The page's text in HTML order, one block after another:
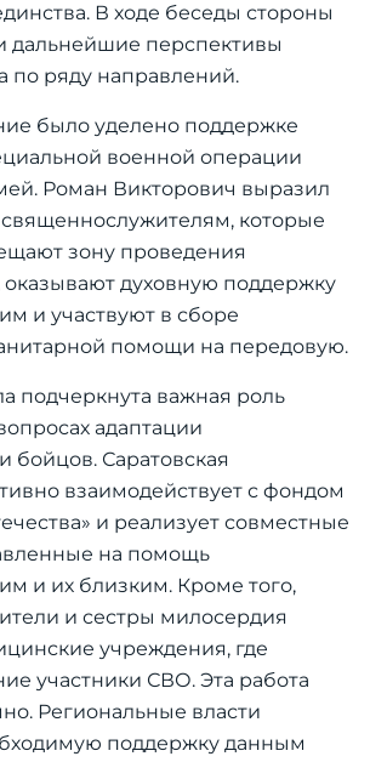
В ходе беседы стороны
дальнейшие перспективы
по ряду направлений.
было уделено поддержке
военной операции
Роман Викторович выразил
священнослужителям, которые
зону проведения
духовную поддержку
и участвуют в сборе
помощи на передовую.
подчеркнута важная роль
адаптации
бойцов. Саратовская
взаимодействует с фондом
и реализует совместные
на помощь
и их близким. Кроме того,
и сестры милосердия
учреждения, где
участники СВО. Эта работа
Региональные власти
поддержку данным